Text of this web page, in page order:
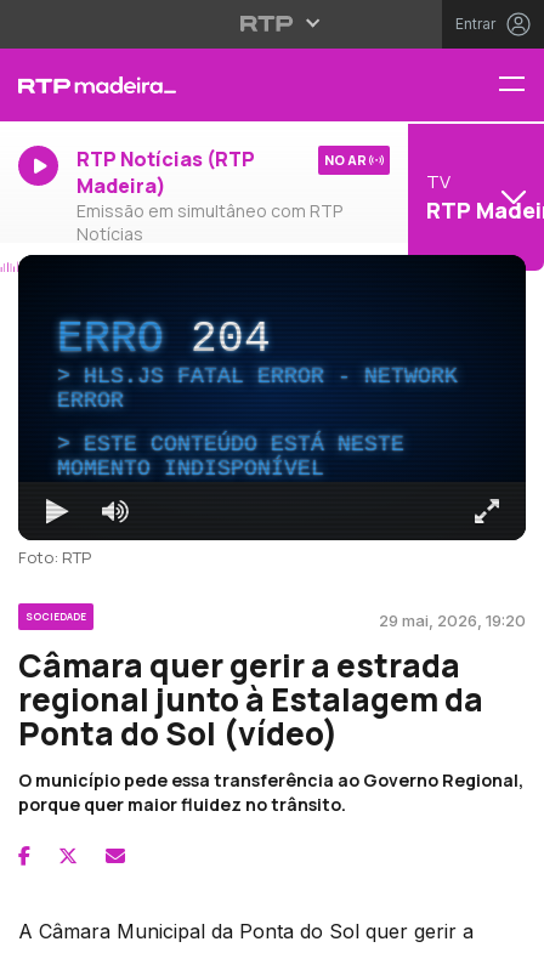
Entrar
RTP Notícias (RTP
Madeira)
Emissão em simultâneo com RTP
Notícias
NO AR
TV
RTP
ERRO204
HLS.JS FATAL ERROR - NETWORK
ERROR
ESTE CONTEÚDO ESTÁ NESTE
MOMENTO INDISPONÍVEL
Foto: RTP
SOCIEDADE 29 mai, 2026, 19:20
Câmara quer gerir a estrada
regional junto à Estalagem da
Ponta do Sol (vídeo)
O município pede essa transferência ao Governo Regional,
porque quer maior fluidez no trânsito.
A Câmara Municipal da Ponta do Sol quer gerir a